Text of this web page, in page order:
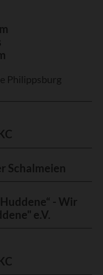
Philippsburg
Schalmeien
- Wir
e.V.